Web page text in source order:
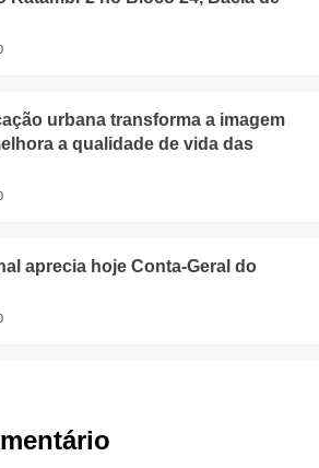
urbana transforma a imagem
a qualidade de vida das
aprecia hoje Conta-Geral do